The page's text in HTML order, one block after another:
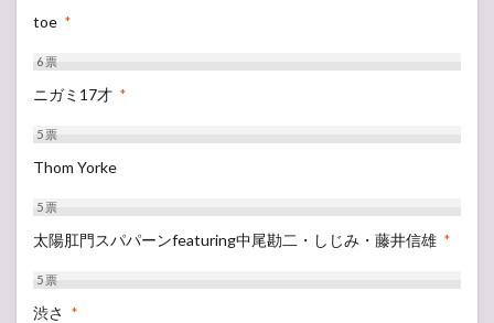
toe *
6票
ニガミ17才 *
5票
Thom Yorke
5票
太陽肛門スパパーンfeaturing中尾勘二・しじみ・藤井信雄‬ *
5票
渋さ *